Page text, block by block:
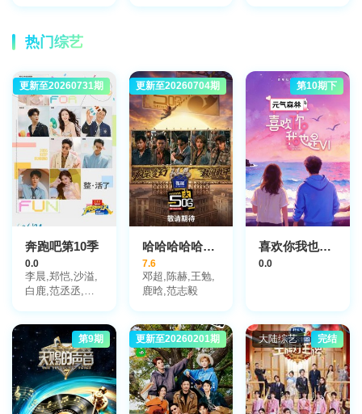
热门综艺
大陆综艺
更新至20260731期
奔跑吧第10季
0.0
李晨,郑恺,沙溢,
白鹿,范丞丞,张
大陆综艺
更新至20260704期
哈哈哈哈哈第6季
7.6
邓超,陈赫,王勉,
鹿晗,范志毅
第10期下
喜欢你我也是第6季
0.0
第9期 大陆综艺
更新至20260201期 大陆综艺 完结